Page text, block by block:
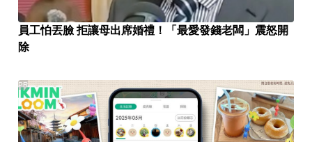
員工怕丟臉 拒讓母出席婚禮！「最愛發錢老闆」震怒開
除
PR